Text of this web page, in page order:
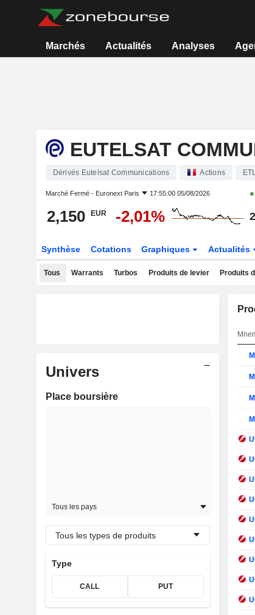
Marchés Actualités Analyses
EUTELSAT
Dérivés Eutelsat Communications Actions
Marché Fermé - Euronext Paris 17:55:00 05/08/2026
2,150 EUR -2,01%
Synthèse Cotations Graphiques Actualités
Tous Warrants Turbos Produits de levier Produits
Univers
Place boursière
Tous les pays
Tous les types de produits
Type
CALL PUT